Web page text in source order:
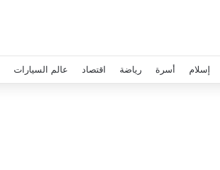
إسلام أسرة رياضة اقتصاد عالم السيارات